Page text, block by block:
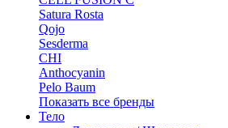
Satura Rosta
Qojo
Sesderma
CHI
Anthocyanin
Pelo Baum
Показать все бренды
Тело